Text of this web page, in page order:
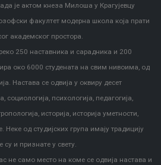
је актом кнеза Милоша у Крагујевцу
факултет модерна школа која прати
академског простора.
250 наставника и сарадника и 200
око 6000 студената на свим нивоима, од
Настава се одвија у оквиру десет
социологија, психологија, педагогија,
историја, историја уметности,
Неке од студијских група имају традицију
су и признате у свету.
не само место на коме се одвија настава и